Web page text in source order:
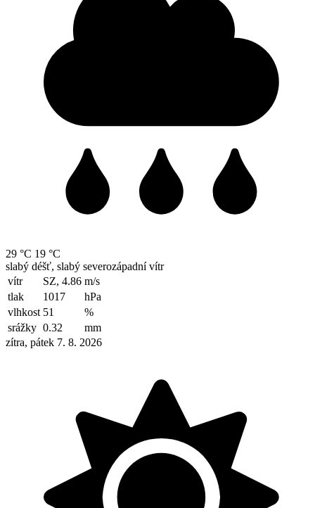
29 °C 19 °C
slabý déšť, slabý severozápadní vítr
vítr
SZ, 4.86 m/s
tlak
1017
hPa
vlhkost 51
%
srážky 0.32
mm
zítra, pátek 7. 8. 2026